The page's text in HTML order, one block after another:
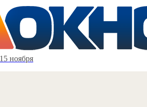
ноября